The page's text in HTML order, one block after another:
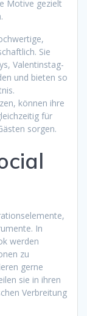
Motive gezielt
Sie
Valentinstag-
und bieten so
können ihre
für
sorgen.
In
werden
zu
gerne
sie in ihren
Verbreitung